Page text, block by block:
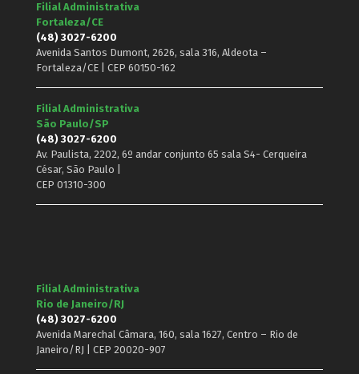
Filial Administrativa
Fortaleza/CE
(48) 3027-6200
Avenida Santos Dumont, 2626, sala 316, Aldeota –
Fortaleza/CE | CEP 60150-162
Filial Administrativa
São Paulo/SP
(48) 3027-6200
Av. Paulista, 2202, 6º andar conjunto 65 sala S4- Cerqueira
César, São Paulo |
CEP 01310-300
Filial Administrativa
Rio de Janeiro/RJ
(48) 3027-6200
Avenida Marechal Câmara, 160, sala 1627, Centro – Rio de
Janeiro/RJ | CEP 20020-907